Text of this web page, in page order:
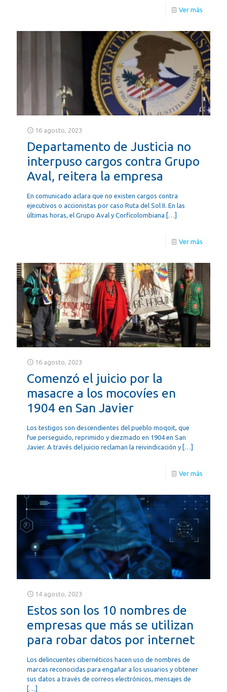
Ver más
16 agosto, 2023
Departamento de Justicia no
interpuso cargos contra Grupo
Aval, reitera la empresa
En comunicado aclara que no existen cargos contra
ejecutivos o accionistas por caso Ruta del Sol II. En las
últimas horas, el Grupo Aval y Corficolombiana […]
Ver más
16 agosto, 2023
Comenzó el juicio por la
masacre a los mocovíes en
1904 en San Javier
Los testigos son descendientes del pueblo moqoit, que
fue perseguido, reprimido y diezmado en 1904 en San
Javier. A través del juicio reclaman la reivindicación y […]
Ver más
14 agosto, 2023
Estos son los 10 nombres de
empresas que más se utilizan
para robar datos por internet
Los delincuentes cibernéticos hacen uso de nombres de
marcas reconocidas para engañar a los usuarios y obtener
sus datos a través de correos electrónicos, mensajes de
[…]